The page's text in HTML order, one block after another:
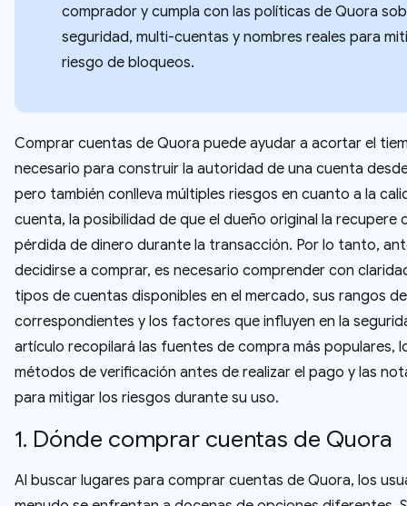
comprador y cumpla con las políticas de Quora
seguridad, multi-cuentas y nombres reales para
riesgo de bloqueos.
Comprar cuentas de Quora puede ayudar a acortar el
necesario para construir la autoridad de una cuenta
pero también conlleva múltiples riesgos en cuanto a la
cuenta, la posibilidad de que el dueño original la recupere
pérdida de dinero durante la transacción. Por lo tanto,
decidirse a comprar, es necesario comprender con
tipos de cuentas disponibles en el mercado, sus rangos
correspondientes y los factores que influyen en la
artículo recopilará las fuentes de compra más populares,
métodos de verificación antes de realizar el pago y las
para mitigar los riesgos durante su uso.
1. Dónde comprar cuentas de Quora
Al buscar lugares para comprar cuentas de Quora, los